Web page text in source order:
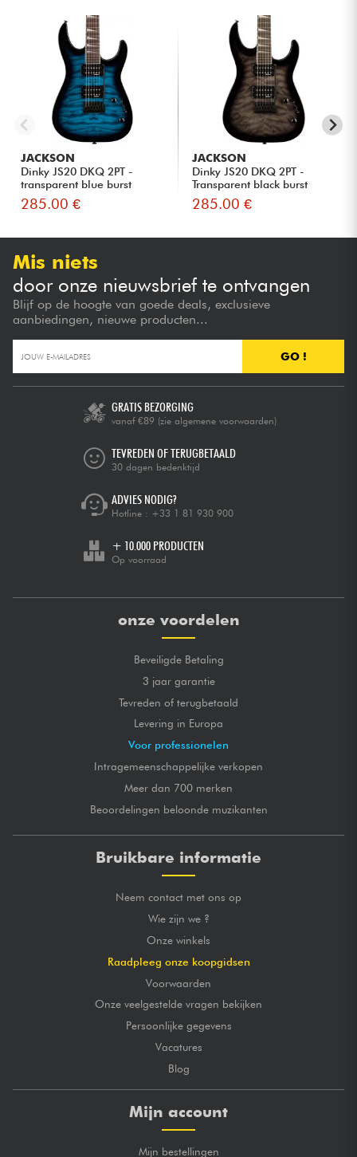
JACKSON
Dinky JS20 DKQ 2PT -
transparent blue burst
285.00 €
JACKSON
Dinky JS20 DKQ 2PT -
Transparent black burst
285.00 €
Mis niets
door onze nieuwsbrief te ontvangen
Blijf op de hoogte van goede deals, exclusieve
aanbiedingen, nieuwe producten...
GO !
GRATIS BEZORGING
vanaf €89 (zie algemene voorwaarden)
TEVREDEN OF TERUGBETAALD
30 dagen bedenktijd
ADVIES NODIG?
Hotline : +33 1 81 930 900
+ 10.000 PRODUCTEN
Op voorraad
onze voordelen
Beveiligde Betaling
3 jaar garantie
Tevreden of terugbetaald
Levering in Europa
Voor professionelen
Intragemeenschappelijke verkopen
Meer dan 700 merken
Beoordelingen beloonde muzikanten
Bruikbare informatie
Neem contact met ons op
Wie zijn we ?
Onze winkels
Raadpleeg onze koopgidsen
Voorwaarden
Onze veelgestelde vragen bekijken
Persoonlijke gegevens
Vacatures
Blog
Mijn account
Mijn bestellingen